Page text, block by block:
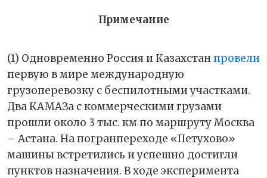
Примечание
(1) Одновременно Россия и Казахстанпровели
первую в мире международную
грузоперевозку с беспилотными участками.
Два КАМАЗа с коммерческими грузами
прошли около 3 тыс. км по маршруту Москва
– Астана. На погранпереходе «Петухово»
машины встретились и успешно достигли
пунктов назначения. В ходе эксперимента